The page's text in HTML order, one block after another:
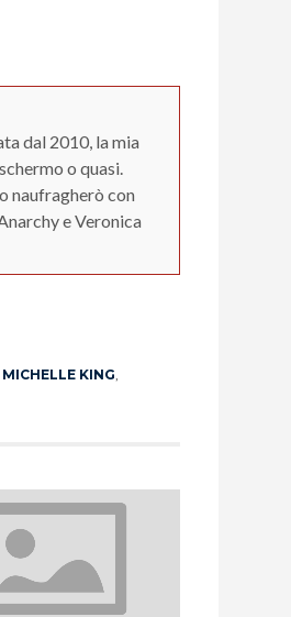
dal 2010, la mia
o quasi.
naufragherò con
e Veronica
MICHELLE KING,